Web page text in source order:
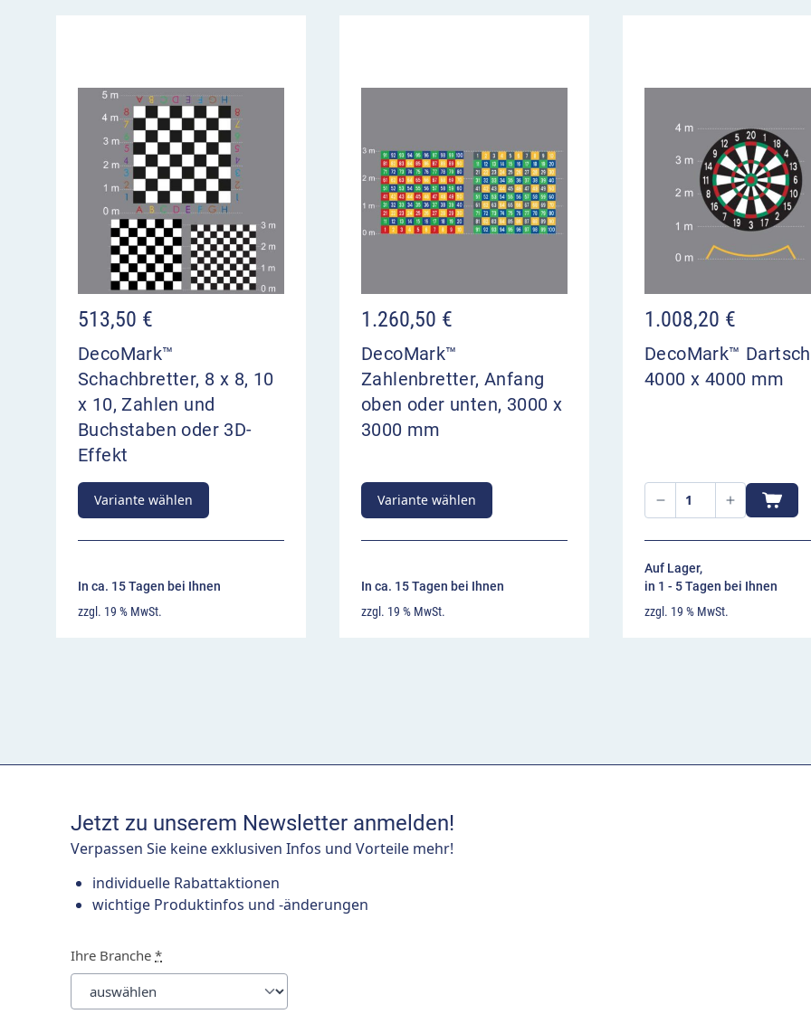
513,50 €
DecoMark™
Schachbretter, 8 x 8, 10
x 10, Zahlen und
Buchstaben oder 3D-
Effekt
Variante wählen
In ca. 15 Tagen bei Ihnen
zzgl. 19 % MwSt.
1.260,50 €
DecoMark™
Zahlenbretter, Anfang
oben oder unten, 3000 x
3000 mm
Variante wählen
In ca. 15 Tagen bei Ihnen
zzgl. 19 % MwSt.
1.008,20 €
DecoMark™
4000 x 4000 mm
Auf Lager,
in 1 - 5 Tagen bei Ihnen
zzgl. 19 % MwSt.
Jetzt zu unserem Newsletter anmelden!
Verpassen Sie keine exklusiven Infos und Vorteile mehr!
individuelle Rabattaktionen
wichtige Produktinfos und -änderungen
Ihre Branche *